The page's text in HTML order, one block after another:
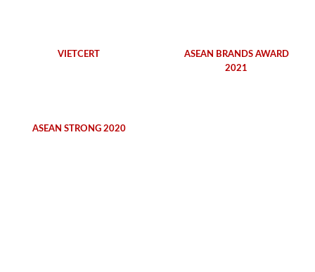
VIETCERT
ASEAN BRANDS AWARD
2021
ASEAN STRONG 2020